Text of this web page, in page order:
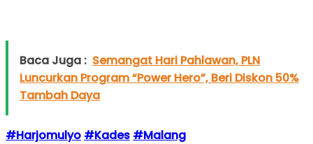
Baca Juga : Semangat Hari Pahlawan, PLN
Luncurkan Program “Power Hero”, Beri Diskon 50%
Tambah Daya
#Harjomulyo #Kades #Malang